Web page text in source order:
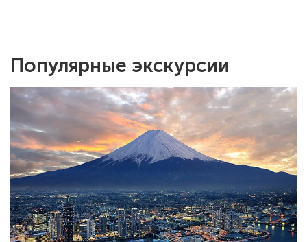
Популярные экскурсии